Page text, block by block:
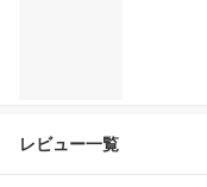
レビュー一覧